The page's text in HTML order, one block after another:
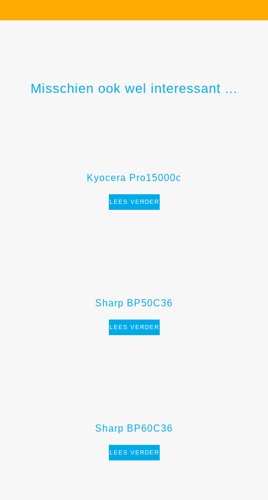
Misschien ook wel interessant ...
Kyocera Pro15000c
LEES VERDER
Sharp BP50C36
LEES VERDER
Sharp BP60C36
LEES VERDER